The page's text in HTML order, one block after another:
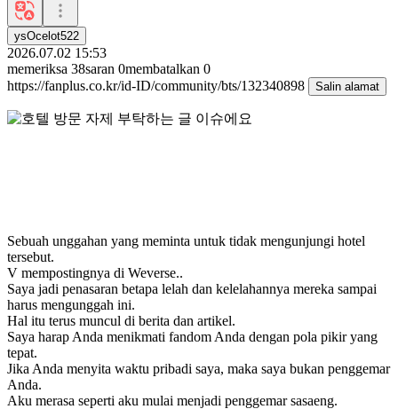
ysOcelot522
2026.07.02 15:53
memeriksa 38saran 0membatalkan 0
https://fanplus.co.kr/id-ID/community/bts/132340898
Salin alamat
Sebuah unggahan yang meminta untuk tidak mengunjungi hotel
tersebut.
V mempostingnya di Weverse..
Saya jadi penasaran betapa lelah dan kelelahannya mereka sampai
harus mengunggah ini.
Hal itu terus muncul di berita dan artikel.
Saya harap Anda menikmati fandom Anda dengan pola pikir yang
tepat.
Jika Anda menyita waktu pribadi saya, maka saya bukan penggemar
Anda.
Aku merasa seperti aku mulai menjadi penggemar sasaeng.